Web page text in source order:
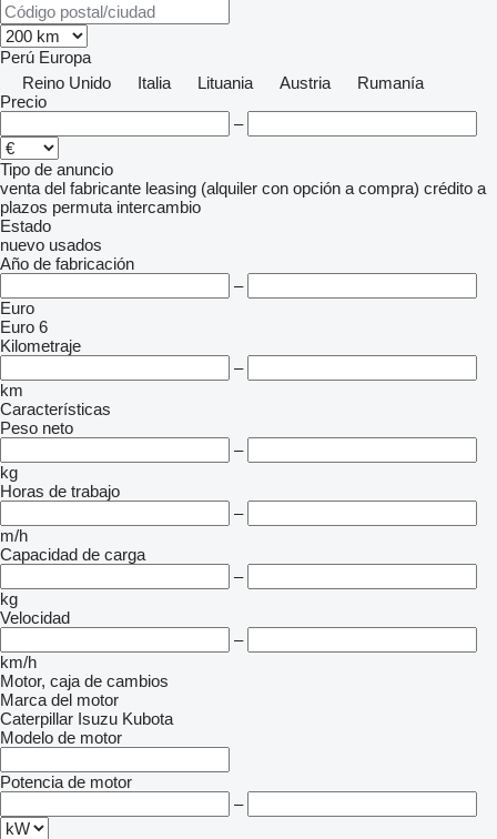
Perú Europa
Reino Unido
Italia Lituania Austria
Rumanía
Precio
–
Tipo de anuncio
venta del fabricante leasing (alquiler con opción a compra) crédito a
plazos permuta intercambio
Estado
nuevo usados
Año de fabricación
–
Euro
Euro 6
Kilometraje
–
km
Características
Peso neto
–
kg
Horas de trabajo
–
m/h
Capacidad de carga
–
kg
Velocidad
–
km/h
Motor, caja de cambios
Marca del motor
Caterpillar Isuzu Kubota
Modelo de motor
Potencia de motor
–